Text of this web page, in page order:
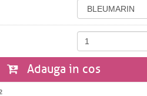
Adauga in cos